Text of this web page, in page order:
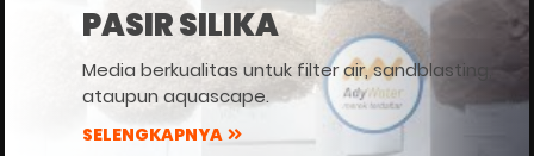
PASIR SILIKA
Media berkualitas untuk filter air, sandblasting,
ataupun aquascape.
SELENGKAPNYA